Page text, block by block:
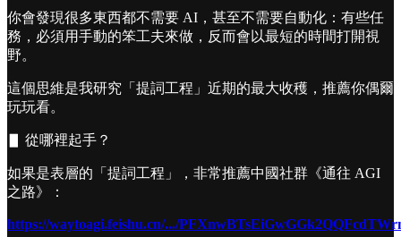
󠀠你會發現很多東西都不需要 AI，甚至不需要自動化：有些任
務，必須用手動的笨工夫來做，反而會以最短的時間打開視
野。
󠀠這個思維是我研究「提詞工程」近期的最大收穫，推薦你偶爾
玩玩看。
󠀠▋ 從哪裡起手？
󠀠如果是表層的「提詞工程」，非常推薦中國社群《通往 AGI
之路》：
https://waytoagi.feishu.cn/.../